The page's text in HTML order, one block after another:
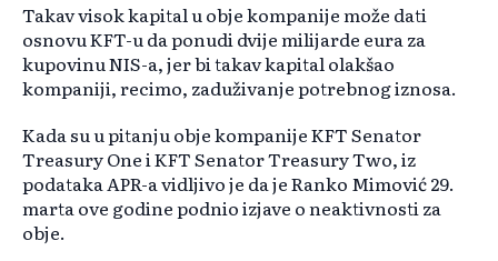
Takav visok kapital u obje kompanije može dati
osnovu KFT-u da ponudi dvije milijarde eura za
kupovinu NIS-a, jer bi takav kapital olakšao
kompaniji, recimo, zaduživanje potrebnog iznosa.
Kada su u pitanju obje kompanije KFT Senator
Treasury One i KFT Senator Treasury Two, iz
podataka APR-a vidljivo je da je Ranko Mimović 29.
marta ove godine podnio izjave o neaktivnosti za
obje.